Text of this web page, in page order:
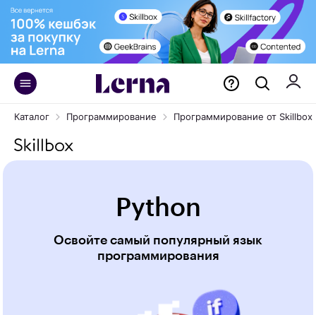
Каталог Программирование Программирование от Skillbox
Python
Освойте самый популярный язык
программирования